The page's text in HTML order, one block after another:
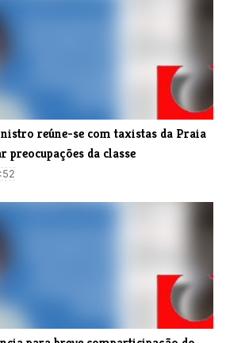
reúne-se com taxistas da Praia
preocupações da classe